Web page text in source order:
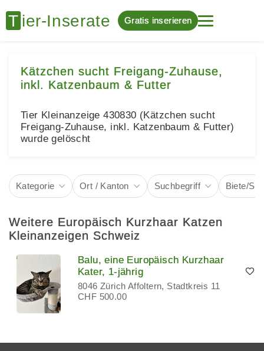
Gratis inserieren
Kätzchen sucht Freigang-Zuhause,
inkl. Katzenbaum & Futter
Tier Kleinanzeige 430830 (Kätzchen sucht
Freigang-Zuhause, inkl. Katzenbaum & Futter)
wurde gelöscht
Kategorie Ort / Kanton Suchbegriff Biete/
Weitere Europäisch Kurzhaar Katzen
Kleinanzeigen Schweiz
Balu, eine Europäisch Kurzhaar
Kater, 1-jährig
8046 Zürich Affoltern, Stadtkreis 11
CHF 500.00